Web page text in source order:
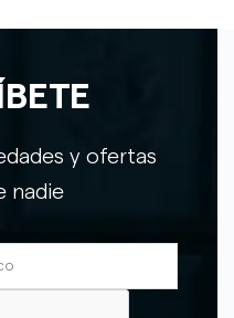
y ofertas
nadie